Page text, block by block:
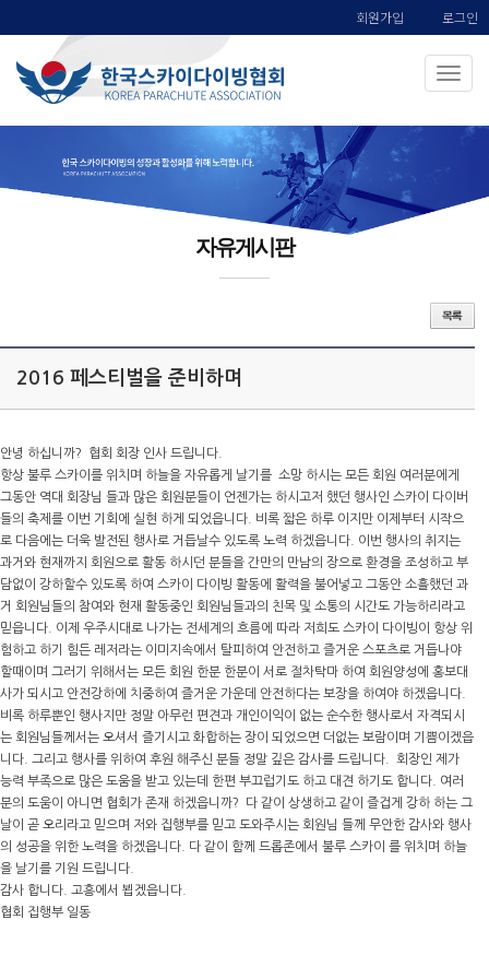
회원가입 로그인
자유게시판
2016 페스티벌을 준비하며
안녕 하십니까? 협회 회장 인사 드립니다.
항상 불루 스카이를 위치며 하늘을 자유롭게 날기를 소망 하시는 모든 회원 여러분에게
그동안 역대 회장님 들과 많은 회원분들이 언젠가는 하시고저 했던 행사인 스카이 다이버
들의 축제를 이번 기회에 실현 하게 되었읍니다. 비록 짧은 하루 이지만 이제부터 시작으
로 다음에는 더욱 발전된 행사로 거듭날수 있도록 노력 하겠읍니다. 이번 행사의 취지는
과거와 현재까지 회원으로 활동 하시던 분들을 간만의 만남의 장으로 환경을 조성하고 부
담없이 강하할수 있도록 하여 스카이 다이빙 활동에 활력을 불어넣고 그동안 소흘했던 과
거 회원님들의 참여와 현재 활동중인 회원님들과의 친목 및 소통의 시간도 가능하리라고
믿읍니다. 이제 우주시대로 나가는 전세계의 흐름에 따라 저희도 스카이 다이빙이 항상 위
험하고 하기 힘든 레저라는 이미지속에서 탈피하여 안전하고 즐거운 스포츠로 거듭나야
할때이며 그러기 위해서는 모든 회원 한분 한분이 서로 절차탁마 하여 회원양성에 홍보대
사가 되시고 안전강하에 치중하여 즐거운 가운데 안전하다는 보장을 하여야 하겠읍니다.
비록 하루뿐인 행사지만 정말 아무런 편견과 개인이익이 없는 순수한 행사로서 자격되시
는 회원님들께서는 오셔서 즐기시고 화합하는 장이 되었으면 더없는 보람이며 기쁨이겠읍
니다. 그리고 행사를 위하여 후원 해주신 분들 정말 깊은 감사를 드립니다. 회장인 제가
능력 부족으로 많은 도움을 받고 있는데 한편 부끄럽기도 하고 대견 하기도 합니다. 여러
분의 도움이 아니면 협회가 존재 하겠읍니까? 다 같이 상생하고 같이 즐겁게 강하 하는 그
날이 곧 오리라고 믿으며 저와 집행부를 믿고 도와주시는 회원님 들께 무안한 감사와 행사
의 성공을 위한 노력을 하겠읍니다. 다 같이 함께 드롭존에서 불루 스카이 를 위치며 하늘
을 날기를 기원 드립니다.
감사 합니다. 고흥에서 뵙겠읍니다.
협회 집행부 일동